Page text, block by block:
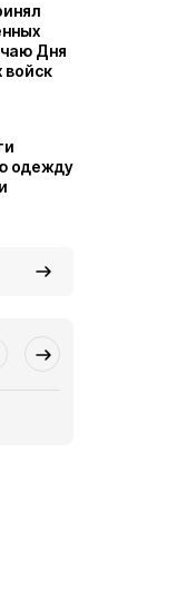
Дня
войск
одежду